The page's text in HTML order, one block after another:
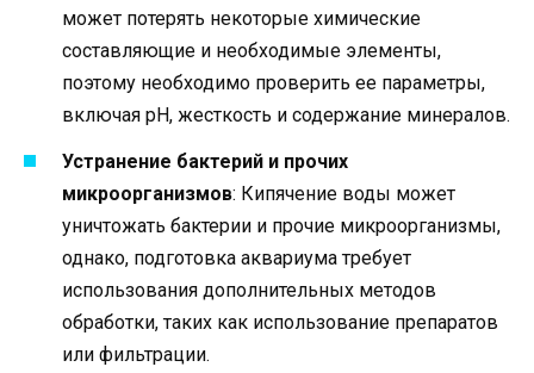
может потерять некоторые химические
составляющие и необходимые элементы,
поэтому необходимо проверить ее параметры,
включая рH, жесткость и содержание минералов.
Устранение бактерий и прочих
микроорганизмов: Кипячение воды может
уничтожать бактерии и прочие микроорганизмы,
однако, подготовка аквариума требует
использования дополнительных методов
обработки, таких как использование препаратов
или фильтрации.